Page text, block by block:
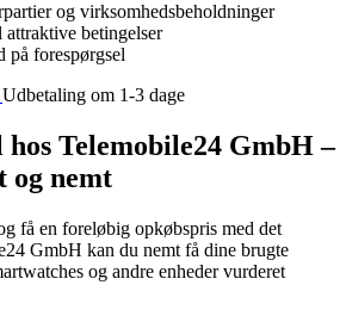
og virksomhedsbeholdninger
betingelser
forespørgsel
Udbetaling om 1-3 dage
Telemobile24 GmbH –
og nemt
få en foreløbig opkøbspris med det
GmbH kan du nemt få dine brugte
og andre enheder vurderet